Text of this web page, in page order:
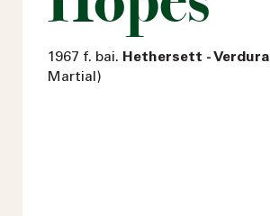
1967 f. bai. Hethersett - Verdura
Martial)